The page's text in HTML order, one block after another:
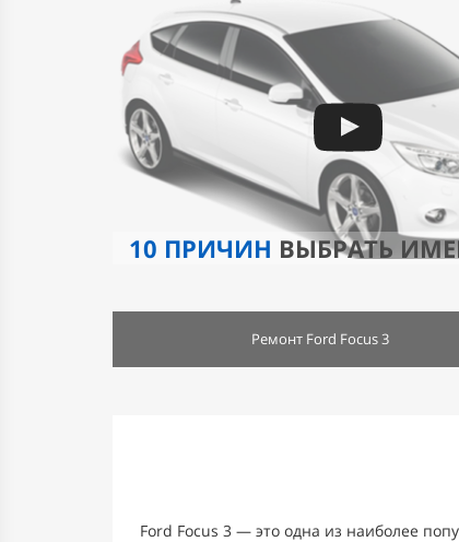
10 ПРИЧИН ВЫБРАТЬ
Ремонт Ford Focus 3
Ford Focus 3 — это одна из наиболее